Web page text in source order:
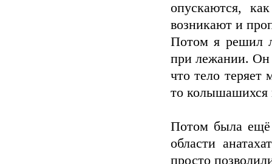
опускаются,
возникают и
Потом я решил
при лежании. Он
что тело теряет
то колышашихся
Потом была ещё
области
просто